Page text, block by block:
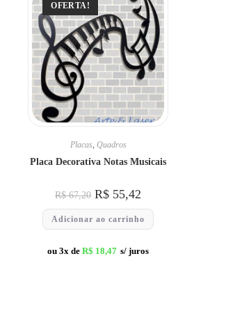
OFERTA!
Placas, Quadros
Placa Decorativa Notas Musicais
R$67,20 R$ 55,42
Adicionar ao carrinho
ou 3x de R$ 18,47 s/ juros